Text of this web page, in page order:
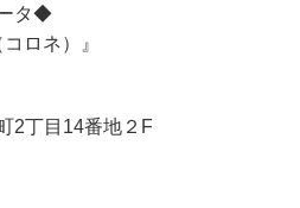
タ◆
ロネ）』
2丁目14番地２F